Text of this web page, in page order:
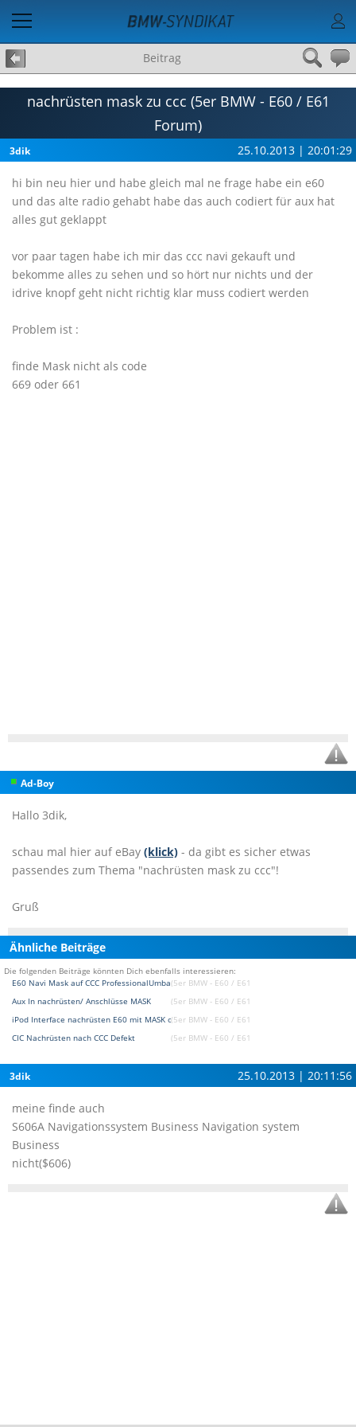
Beitrag
nachrüsten mask zu ccc (5er BMW - E60 / E61
Forum)
3dik 25.10.2013 | 20:01:29
hi bin neu hier und habe gleich mal ne frage habe ein e60
und das alte radio gehabt habe das auch codiert für aux hat
alles gut geklappt
vor paar tagen habe ich mir das ccc navi gekauft und
bekomme alles zu sehen und so hört nur nichts und der
idrive knopf geht nicht richtig klar muss codiert werden
Problem ist :
finde Mask nicht als code
669 oder 661
Ad-Boy
Hallo 3dik,
schau mal hier auf eBay (klick) - da gibt es sicher etwas
passendes zum Thema "nachrüsten mask zu ccc"!
Gruß
Ähnliche Beiträge
Die folgenden Beiträge könnten Dich ebenfalls interessieren:
E60 Navi Mask auf CCC ProfessionalUmbauen(5er BMW - E60 / E61 Forum)
Aux In nachrüsten/ Anschlüsse MASK
(5er BMW - E60 / E61 Forum)
iPod Interface nachrüsten E60 mit MASK ohne Navi?(5er BMW - E60 / E61 Forum)
CIC Nachrüsten nach CCC Defekt
(5er BMW - E60 / E61 Forum)
3dik 25.10.2013 | 20:11:56
meine finde auch
S606A Navigationssystem Business Navigation system
Business
nicht($606)